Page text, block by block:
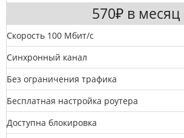
570₽ в месяц
Скорость 100 Мбит/с
Синхронный канал
Без ограничения трафика
Бесплатная настройка роутера
Доступна блокировка